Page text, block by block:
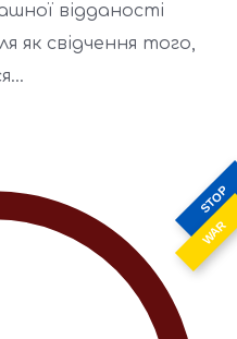
STOP
WAR
відданості
як свідчення того,